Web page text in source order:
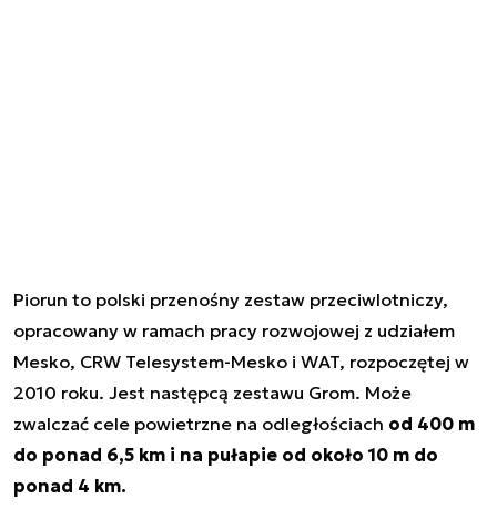
Piorun to polski przenośny zestaw przeciwlotniczy,
opracowany w ramach pracy rozwojowej z udziałem
Mesko, CRW Telesystem-Mesko i WAT, rozpoczętej w
2010 roku. Jest następcą zestawu Grom. Może
zwalczać cele powietrzne na odległościach od 400 m
do ponad 6,5 km i na pułapie od około 10 m do
ponad 4 km.